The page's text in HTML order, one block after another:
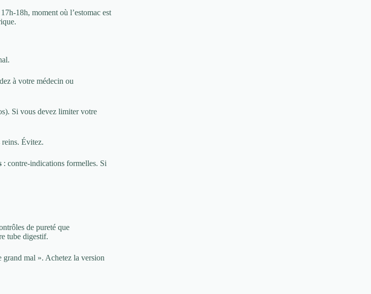
18h, moment où l’estomac est
à votre médecin ou
Si vous devez limiter votre
reins. Évitez.
: contre-indications formelles. Si
de pureté que
tube digestif.
grand mal ». Achetez la version